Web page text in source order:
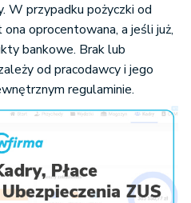
W przypadku pożyczki od
oprocentowana, a jeśli już,
bankowe. Brak lub
od pracodawcy i jego
regulaminie.